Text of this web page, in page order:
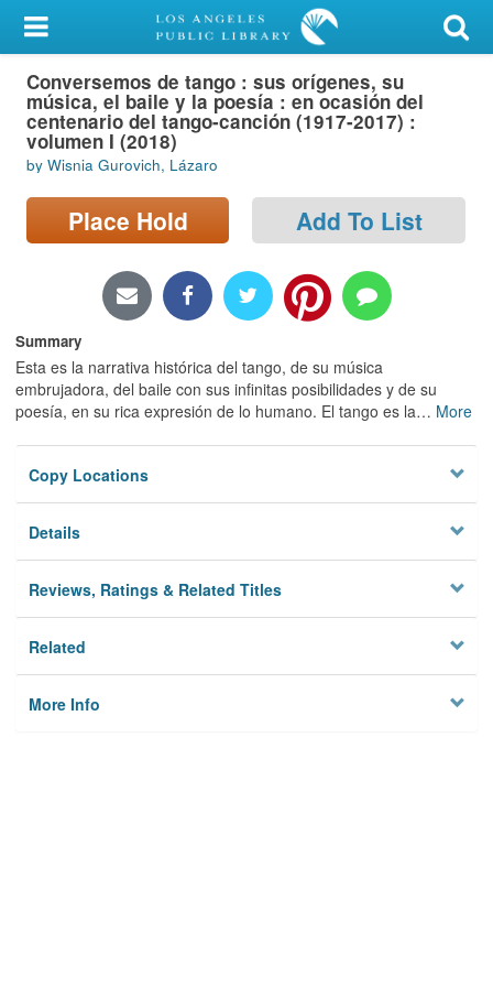
My Account
Library Card
Sign In
Search
Locations/Hours (external
Conversemos de tango : sus orígenes, su
música, el baile y la poesía : en ocasión del
centenario del tango-canción (1917-2017) :
volumen I (2018)
by Wisnia Gurovich, Lázaro
Place Hold Add To List
Summary
Esta es la narrativa histórica del tango, de su música
embrujadora, del baile con sus infinitas posibilidades y de su
poesía, en su rica expresión de lo humano. El tango es la… More
Copy Locations
Details
Reviews, Ratings & Related Titles
Related
More Info